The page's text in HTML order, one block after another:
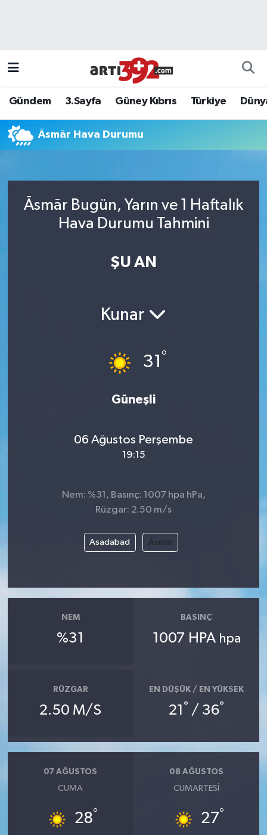
Gündem 3.Sayfa Güney Kıbrıs Türkiye
Āsmār Hava Durumu
Āsmār Bugün, Yarın ve 1 Haftalık
Hava Durumu Tahmini
ŞU AN
Kunar
31°
Güneşli
06 Ağustos Perşembe
19:15
Nem: %31, Basınç: 1007 hpa hPa,
Rüzgar: 2.50 m/s
Asadabad Āsmār
NEM
%31
BASINÇ
1007 HPA hpa
RÜZGAR
2.50 M/S
EN DÜŞÜK / EN YÜKSEK
21 ° / 36°
07 AĞUSTOS
CUMA
28°
08 AĞUSTOS
CUMARTESI
27°